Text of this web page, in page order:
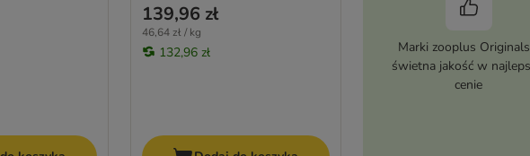
139,96 zł
46,64 zł / kg
132,96 zł
Marki zooplus
świetna jakość w
cenie